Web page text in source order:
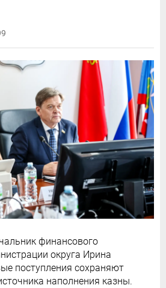
финансового
округа Ирина
поступления сохраняют
наполнения казны.